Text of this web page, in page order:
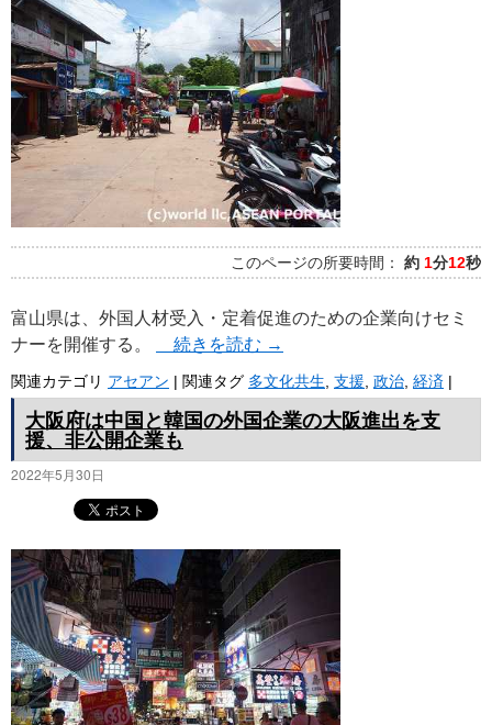
このページの所要時間： 約 1分12秒
富山県は、外国人材受入・定着促進のための企業向けセミ
ナーを開催する。
続きを読む →
関連カテゴリ アセアン | 関連タグ 多文化共生, 支援, 政治, 経済 |
大阪府は中国と韓国の外国企業の大阪進出を支
援、非公開企業も
2022年5月30日